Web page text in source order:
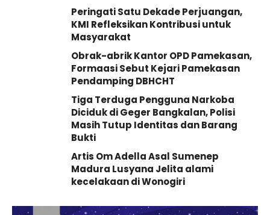
Peringati Satu Dekade Perjuangan,
KMI Refleksikan Kontribusi untuk
Masyarakat
Obrak-abrik Kantor OPD Pamekasan,
Formaasi Sebut Kejari Pamekasan
Pendamping DBHCHT
Tiga Terduga Pengguna Narkoba
Diciduk di Geger Bangkalan, Polisi
Masih Tutup Identitas dan Barang
Bukti
Artis Om Adella Asal Sumenep
Madura Lusyana Jelita alami
kecelakaan di Wonogiri